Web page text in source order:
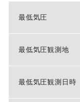
最低気圧
最低気圧観測地
最低気圧観測日時